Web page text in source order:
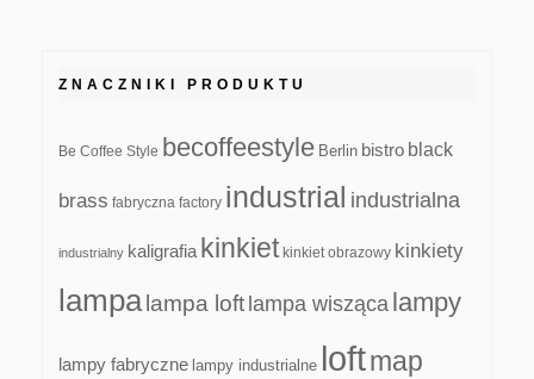
ZNACZNIKI PRODUKTU
Be Coffee Style becoffeestyle Berlin bistro black
brass fabryczna factory industrial industrialna
industrialny kaligrafia kinkiet kinkiet obrazowy kinkiety
lampa lampa loft lampa wisząca lampy
lampy fabryczne lampy industrialne loftmap